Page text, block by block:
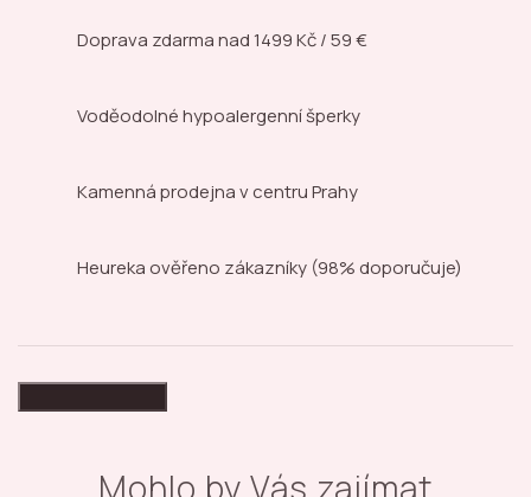
Doprava zdarma nad1499 Kč / 59 €
Voděodolné hypoalergenní šperky
Kamenná prodejnav centru Prahy
Heureka ověřeno zákazníky (98% doporučuje)
Mohlo by Vás zajímat